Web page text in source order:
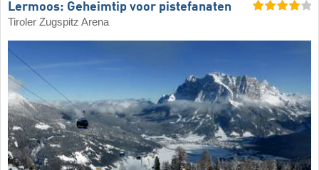
Lermoos: Geheimtip voor pistefanaten
Tiroler Zugspitz Arena